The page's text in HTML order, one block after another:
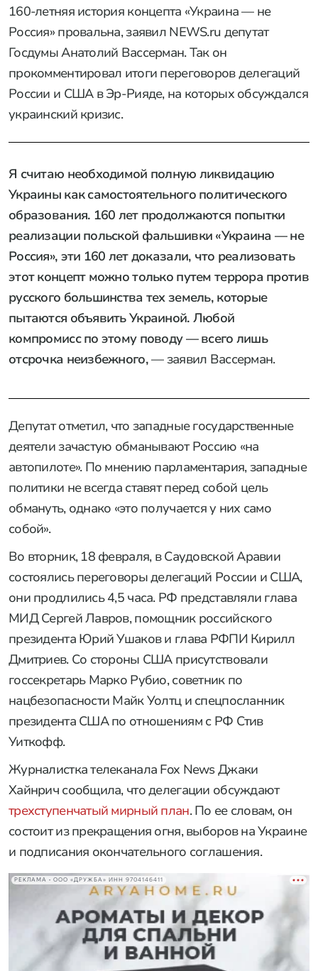
160-летняя история концепта «Украина — не
Россия» провальна, заявил NEWS.ru депутат
Госдумы Анатолий Вассерман. Так он
прокомментировал итоги переговоров делегаций
России и США в Эр-Рияде, на которых обсуждался
украинский кризис.
Я считаю необходимой полную ликвидацию
Украины как самостоятельного политического
образования. 160 лет продолжаются попытки
реализации польской фальшивки «Украина — не
Россия», эти 160 лет доказали, что реализовать
этот концепт можно только путем террора против
русского большинства тех земель, которые
пытаются объявить Украиной. Любой
компромисс по этому поводу — всего лишь
отсрочка неизбежного,— заявил Вассерман.
Депутат отметил, что западные государственные
деятели зачастую обманывают Россию «на
автопилоте». По мнению парламентария, западные
политики не всегда ставят перед собой цель
обмануть, однако «это получается у них само
собой».
Во вторник, 18 февраля, в Саудовской Аравии
состоялись переговоры делегаций России и США,
они продлились 4,5 часа. РФ представляли глава
МИД Сергей Лавров, помощник российского
президента Юрий Ушаков и глава РФПИ Кирилл
Дмитриев. Со стороны США присутствовали
госсекретарь Марко Рубио, советник по
нацбезопасности Майк Уолтц и спецпосланник
президента США по отношениям с РФ Стив
Уиткофф.
Журналистка телеканала Fox News Джаки
Хайнрич сообщила, что делегации обсуждают
трехступенчатый мирный план. По ее словам, он
состоит из прекращения огня, выборов на Украине
и подписания окончательного соглашения.
РЕКЛАМА • ООО «ДРУЖБА» ИНН 9704146411